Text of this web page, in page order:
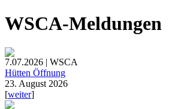
WSCA-Meldungen
7.07.2026 | WSCA
Hütten Öffnung
23. August 2026
[weiter]